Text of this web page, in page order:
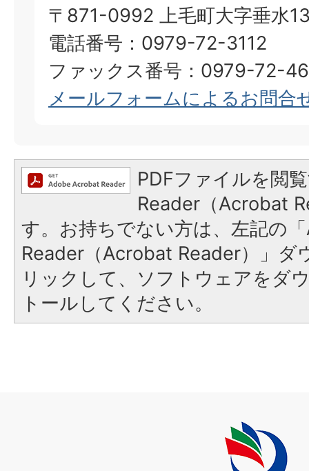
〒871-0992 上毛町大字垂水
電話番号：0979-72-3112
ファックス番号：0979-72-
メールフォームによるお問合
PDFファイルを閲
Reader（Acrobat
す。お持ちでない方は、左記の
Reader（Acrobat Reader）」ダ
リックして、ソフトウェアをダ
トールしてください。